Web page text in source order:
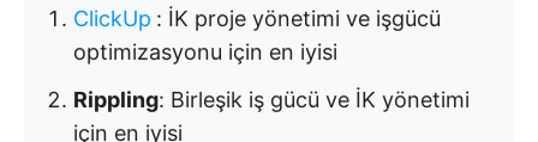
ClickUp : İK proje yönetimi ve işgücü
optimizasyonu için en iyisi
Rippling: Birleşik iş gücü ve İK yönetimi
için en iyisi